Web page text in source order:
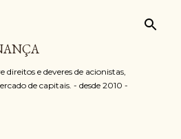
e deveres de acionistas,
de capitais. - desde 2010 -